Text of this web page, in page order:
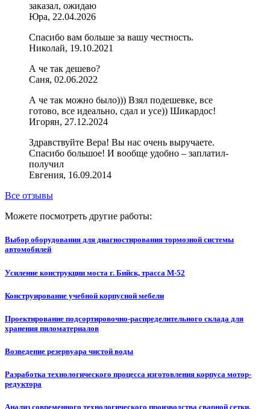
заказал, ожидаю
Юра, 22.04.2026
Спасибо вам больше за вашу честность.
Николай, 19.10.2021
А че так дешево?
Саня, 02.06.2022
А че так можно было))) Взял подешевке, все
готово, все идеально, сдал и усе)) Шикардос!
Игорян, 27.12.2024
Здравствуйте Вера! Вы нас очень выручаете.
Спасибо большое! И вообще удобно – заплатил-
получил
Евгения, 16.09.2014
Все отзывы
Можете посмотреть другие работы:
Выбор оборудования для диагностирования тормозной системы
автомобилей
Усиление конструкции моста г. Бийск, трасса М-52
Конструирование учебной корпусной мебели
Проектирование подсортировочно-распределительного склада для
хранения пиломатериалов
Возведение резервуара чистой воды
Разработка технологического процесса изготовления корпуса мотор-
редуктора
Анализ современного технологического производства сварной сетки.